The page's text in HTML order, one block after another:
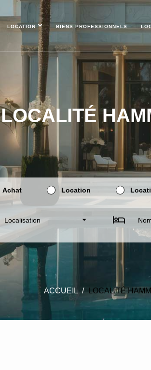
LOCATION BIENS PROFESSIONNELS
LOCALITÉ
Achat Location
Localisation
ACCUEIL LOCALITÉ